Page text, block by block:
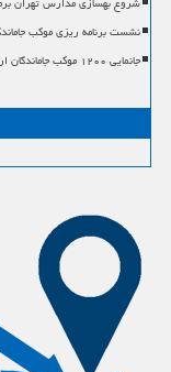
نشست برنامه ریزی موکب
جانمایی ۱۲۰۰ موکب جاماندگان اربعین به انتها رسید